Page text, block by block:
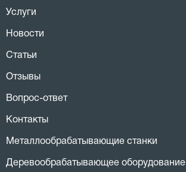
Услуги
Новости
Статьи
Отзывы
Вопрос-ответ
Контакты
Металлообрабатывающие станки
Деревообрабатывающее оборудование